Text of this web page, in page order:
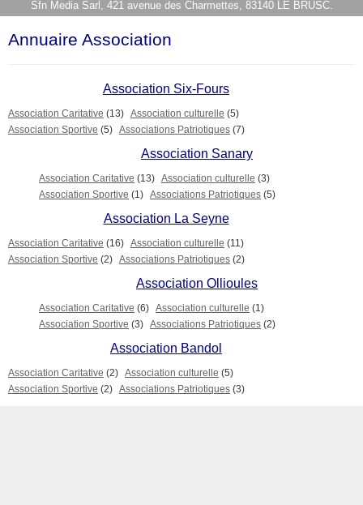
Sfn Media Sarl, 421 avenue des Charmettes, 83140 LE BRUSC.
Annuaire Association
Association Six-Fours
Association Caritative (13) Association culturelle (5)
Association Sportive (5) Associations Patriotiques (7)
Association Sanary
Association Caritative (13) Association culturelle (3)
Association Sportive (1) Associations Patriotiques (5)
Association La Seyne
Association Caritative (16) Association culturelle (11)
Association Sportive (2) Associations Patriotiques (2)
Association Ollioules
Association Caritative (6) Association culturelle (1)
Association Sportive (3) Associations Patriotiques (2)
Association Bandol
Association Caritative (2) Association culturelle (5)
Association Sportive (2) Associations Patriotiques (3)